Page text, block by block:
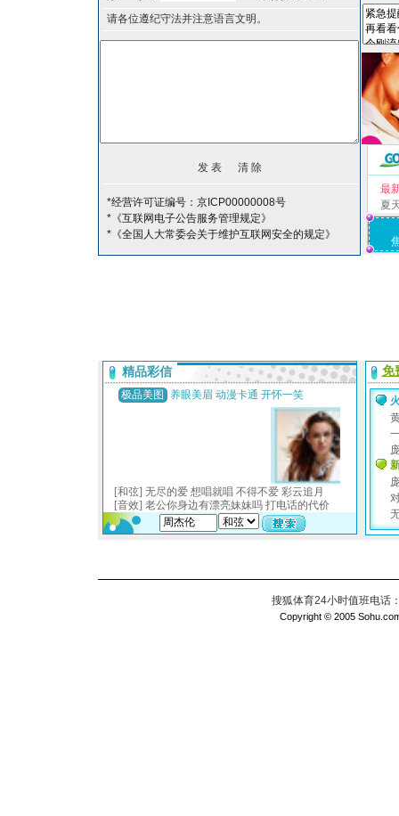
请各位遵纪守法并注意语言文明。
*经营许可证编号：京ICP00000008号
*《互联网电子公告服务管理规定》
*《全国人大常委会关于维护互联网安全的规定》
最
夏
搜狐体育24小时值班电话
Copyright © 2005